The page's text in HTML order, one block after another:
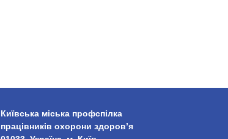
Київська міська профспілка
працівників охорони здоров’я